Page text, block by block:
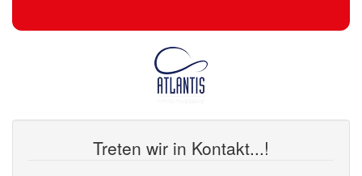
Treten wir in Kontakt...!